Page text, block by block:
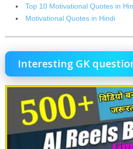
Top 10 Motivational Quotes in
Motivational Quotes in Hindi
Interesting GK